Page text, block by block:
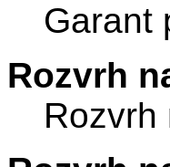
Garant
Rozvrh
Rozvrh